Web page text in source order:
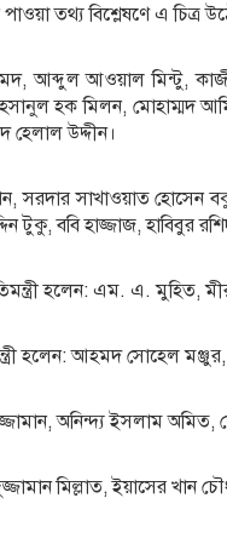
পাওয়া তথ্য বিশ্লেষণে এ চিত্র
আব্দুল আওয়াল মিন্টু,
হক মিলন, মোহাম্মদ
হেলাল উদ্দীন।
সরদার সাখাওয়াত হোসেন
টুকু, ববি হাজ্জাজ, হাবিবুর
হলেন: এম. এ. মুহিত,
হলেন: আহমদ সোহেল
অনিন্দ্য ইসলাম
মিল্লাত, ইয়াসের খান